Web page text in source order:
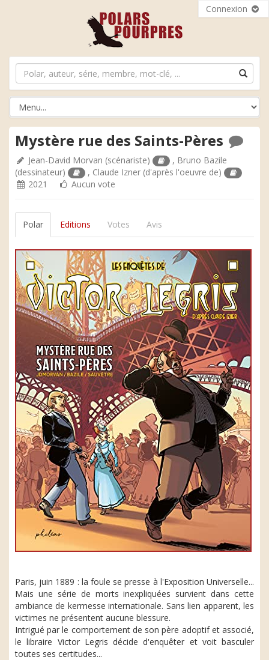
Connexion
Mystère rue des Saints-Pères
Jean-David Morvan (scénariste) , Bruno Bazile
(dessinateur)
, Claude Izner (d'après l'oeuvre de)
2021
Aucun vote
Polar Editions Votes Avis
Paris, juin 1889 : la foule se presse à l'Exposition Universelle...
Mais une série de morts inexpliquées survient dans cette
ambiance de kermesse internationale. Sans lien apparent, les
victimes ne présentent aucune blessure.
Intrigué par le comportement de son père adoptif et associé,
le libraire Victor Legris décide d'enquêter et voit basculer
toutes ses certitudes...